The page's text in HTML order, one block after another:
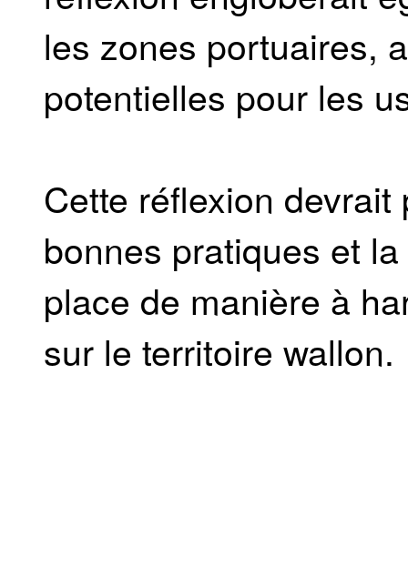
les zones portuaires,
potentielles pour les
Cette réflexion devrait
bonnes pratiques et
place de manière à
sur le territoire wallon.